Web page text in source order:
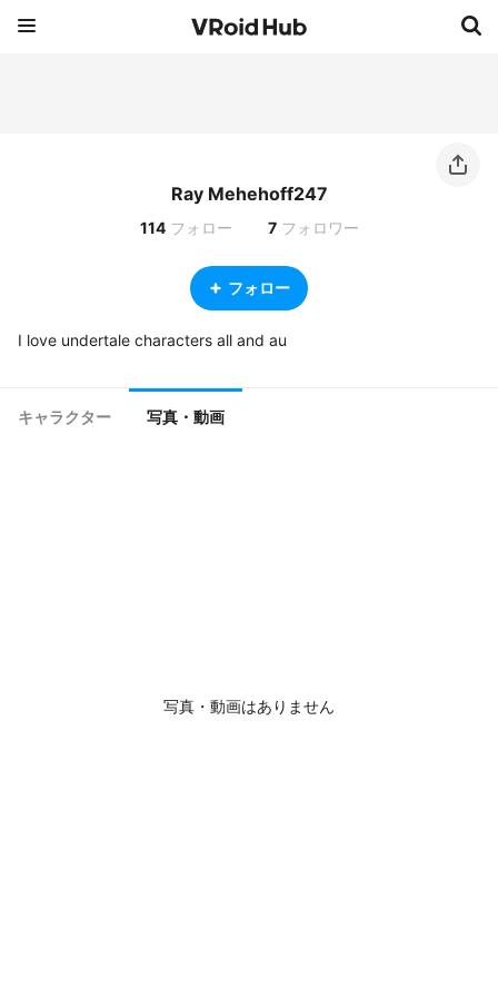
Ray Mehehoff247
114 フォロー 7 フォロワー
フォロー
I love undertale characters all and au
キャラクター 写真・動画
写真・動画はありません